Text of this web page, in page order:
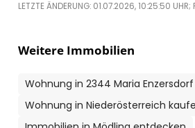
LETZTE ÄNDERUNG: 01.07.2026, 10:25:50 UHR;
Weitere Immobilien
Wohnung in 2344 Maria
Wohnung in Niederösterreich